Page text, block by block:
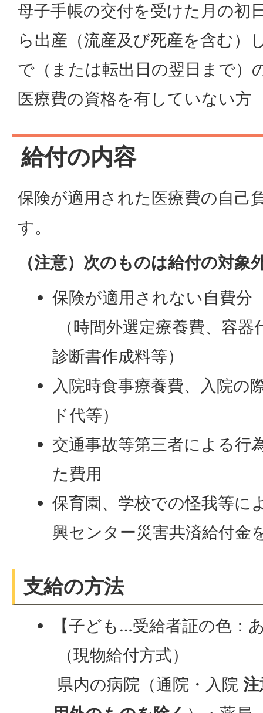
母子手帳の交付を受けた月の初
ら出産（流産及び死産を含む）
で（または転出日の翌日まで）
医療費の資格を有していない方
給付の内容
保険が適用された医療費の自己
す。
（注意）次のものは給付の対象
保険が適用されない自費分
（時間外選定療養費、容
診断書作成料等）
入院時食事療養費、入院の
ド代等）
交通事故等第三者による行
た費用
保育園、学校での怪我等に
興センター災害共済給付金
支給の方法
【子ども…受給者証の色：
（現物給付方式）
県内の病院（通院・入院